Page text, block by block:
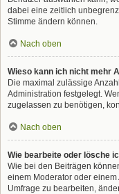
dabei eine zeitlich
Stimme ändern können.
Nach oben
Wieso kann ich nicht mehr
Die maximal zulässige
Administration festgelegt.
zugelassen zu benötigen,
Nach oben
Wie bearbeite oder lösche
Wie bei den Beiträgen
einem Moderator oder
Umfrage zu bearbeiten,